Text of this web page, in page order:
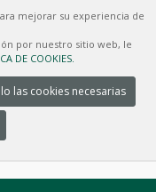
mejorar su experiencia de
por nuestro sitio web, le
DE COOKIES.
las cookies necesarias